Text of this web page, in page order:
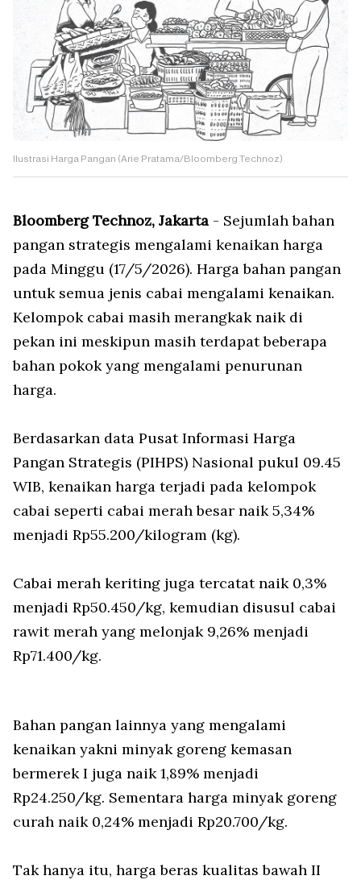
Ilustrasi Harga Pangan (Arie Pratama/Bloomberg Technoz)
Bloomberg Technoz, Jakarta - Sejumlah bahan
pangan strategis mengalami kenaikan harga
pada Minggu (17/5/2026). Harga bahan pangan
untuk semua jenis cabai mengalami kenaikan.
Kelompok cabai masih merangkak naik di
pekan ini meskipun masih terdapat beberapa
bahan pokok yang mengalami penurunan
harga.
Berdasarkan data Pusat Informasi Harga
Pangan Strategis (PIHPS) Nasional pukul 09.45
WIB, kenaikan harga terjadi pada kelompok
cabai seperti cabai merah besar naik 5,34%
menjadi Rp55.200/kilogram (kg).
Cabai merah keriting juga tercatat naik 0,3%
menjadi Rp50.450/kg, kemudian disusul cabai
rawit merah yang melonjak 9,26% menjadi
Rp71.400/kg.
Bahan pangan lainnya yang mengalami
kenaikan yakni minyak goreng kemasan
bermerek I juga naik 1,89% menjadi
Rp24.250/kg. Sementara harga minyak goreng
curah naik 0,24% menjadi Rp20.700/kg.
Tak hanya itu, harga beras kualitas bawah II